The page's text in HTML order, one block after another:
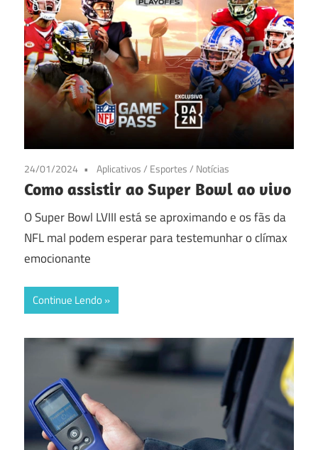
24/01/2024 Aplicativos/ Esportes/ Notícias
Como assistir ao Super Bowl ao vivo
O Super Bowl LVIII está se aproximando e os fãs da
NFL mal podem esperar para testemunhar o clímax
emocionante
Continue Lendo